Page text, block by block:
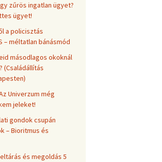
zűrös ingatlan ügyet?
ügyet!
a policisztás
– méltatlan bánásmód
másodlagos okoknál
(Családállítás
Univerzum még
jeleket!
gondok csupán
– Bioritmus és
és megoldás 5